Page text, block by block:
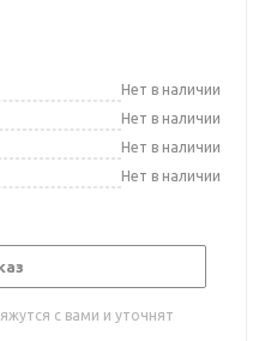
Нет в наличии
Нет в наличии
Нет в наличии
Нет в наличии
с вами и уточнят